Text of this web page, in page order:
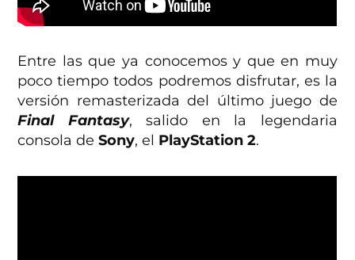
Entre las que ya conocemos y que en muy
poco tiempo todos podremos disfrutar, es la
versión remasterizada del último juego de
Final Fantasy, salido en la legendaria
consola deSony, el PlayStation 2.